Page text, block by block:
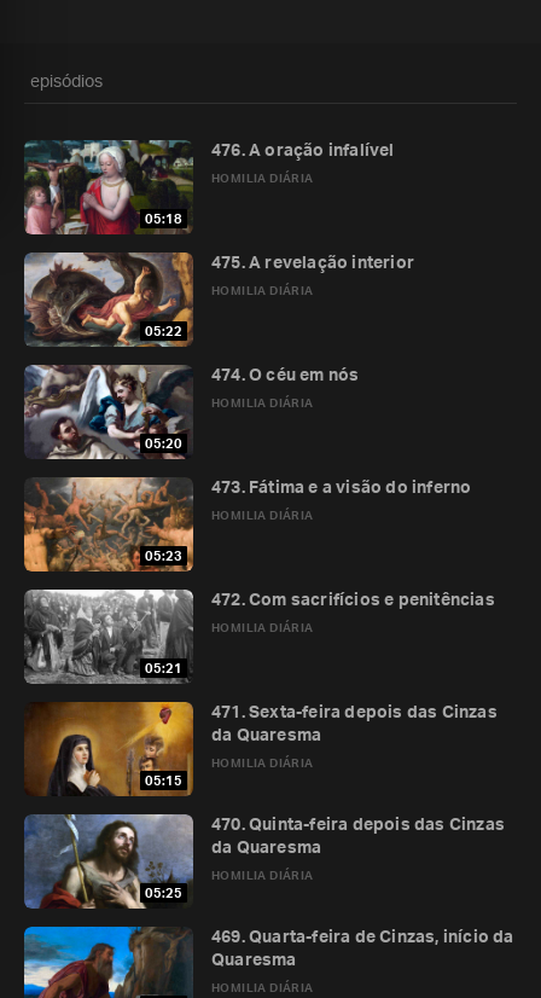
episódios
05:18
HOMILIA DIÁRIA
476. A oração infalível
05:22
HOMILIA DIÁRIA
475. A revelação interior
05:20
HOMILIA DIÁRIA
474. O céu em nós
05:23
HOMILIA DIÁRIA
473. Fátima e a visão do inferno
05:21
HOMILIA DIÁRIA
472. Com sacrifícios e penitências
05:15
HOMILIA DIÁRIA
471. Sexta-feira depois das Cinzas
da Quaresma
05:25
HOMILIA DIÁRIA
470. Quinta-feira depois das Cinzas
da Quaresma
HOMILIA DIÁRIA
469. Quarta-feira de Cinzas, início da
Quaresma